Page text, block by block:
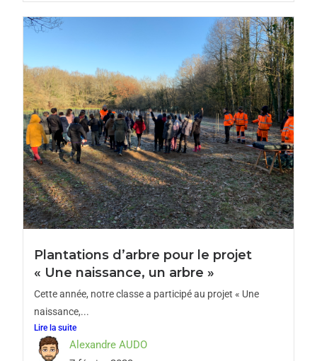
Plantations d’arbre pour le projet
« Une naissance, un arbre »
Cette année, notre classe a participé au projet « Une
naissance,...
Lire la suite
Alexandre AUDO